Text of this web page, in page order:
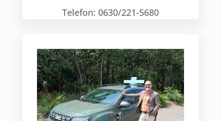
Telefon: 0630/221-5680